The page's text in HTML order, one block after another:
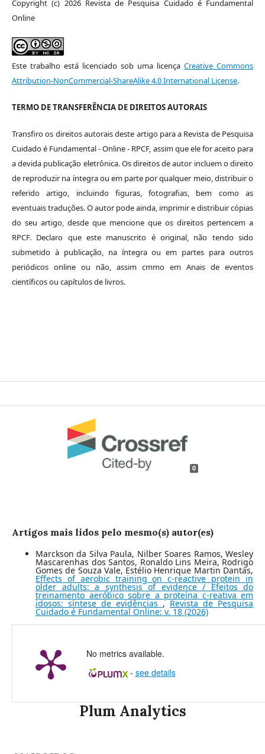
Copyright (c) 2026 Revista de Pesquisa Cuidado é Fundamental
Online
Este trabalho está licenciado sob uma licença Creative Commons
Attribution-NonCommercial-ShareAlike 4.0 International License.
TERMO DE TRANSFERÊNCIA DE DIREITOS AUTORAIS
Transfiro os direitos autorais deste artigo para a Revista de Pesquisa
Cuidado é Fundamental - Online - RPCF, assim que ele for aceito para
a devida publicação eletrônica. Os direitos de autor incluem o direito
de reproduzir na íntegra ou em parte por qualquer meio, distribuir o
referido artigo, incluindo figuras, fotografias, bem como as
eventuais traduções. O autor pode ainda, imprimir e distribuir cópias
do seu artigo, desde que mencione que os direitos pertencem a
RPCF. Declaro que este manuscrito é original, não tendo sido
submetido à publicação, na íntegra ou em partes para outros
periódicos online ou não, assim cmmo em Anais de eventos
científicos ou capítulos de livros.
0
Artigos mais lidos pelo mesmo(s) autor(es)
Marckson da Silva Paula, Nilber Soares Ramos, Wesley
Mascarenhas dos Santos, Ronaldo Lins Meira, Rodrigo
Gomes de Souza Vale, Estélio Henrique Martin Dantas,
Effects of aerobic training on c-reactive protein in
older adults: a synthesis of evidence / Efeitos do
treinamento aeróbico sobre a proteína c-reativa em
idosos: síntese de evidências,Revista de Pesquisa
Cuidado é Fundamental Online: v. 18 (2026)
No metrics available.
- see details
Plum Analytics